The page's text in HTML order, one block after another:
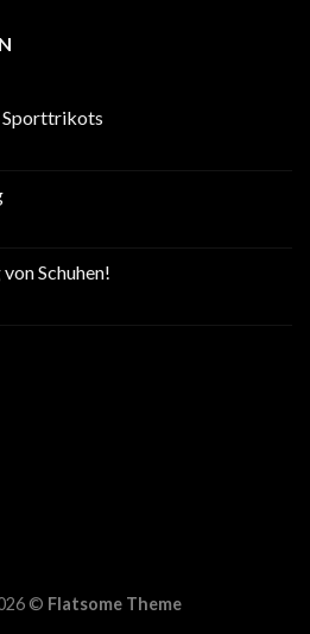
Sporttrikots
Schuhen!
© Flatsome Theme